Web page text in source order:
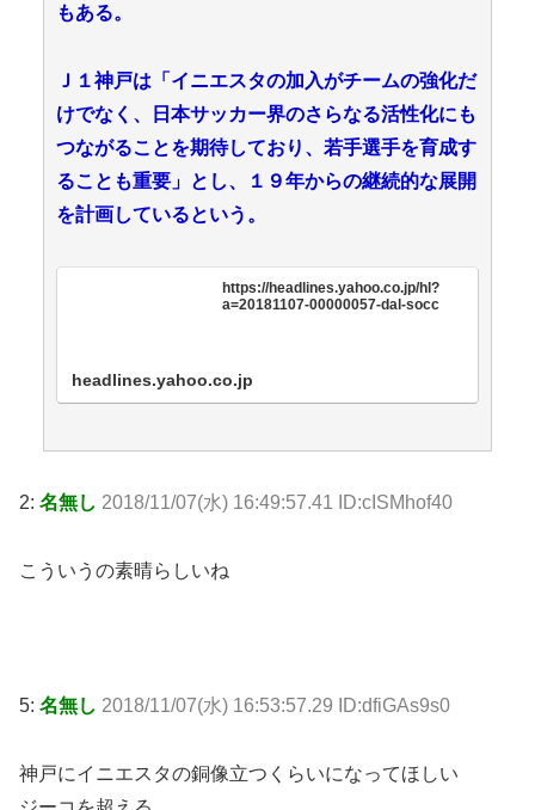
もある。
Ｊ１神戸は「イニエスタの加入がチームの強化だ
けでなく、日本サッカー界のさらなる活性化にも
つながることを期待しており、若手選手を育成す
ることも重要」とし、１９年からの継続的な展開
を計画しているという。
https://headlines.yahoo.co.jp/hl?
a=20181107-00000057-dal-socc
headlines.yahoo.co.jp
2: 名無し 2018/11/07(水) 16:49:57.41 ID:cISMhof40
こういうの素晴らしいね
5: 名無し 2018/11/07(水) 16:53:57.29 ID:dfiGAs9s0
神戸にイニエスタの銅像立つくらいになってほしい